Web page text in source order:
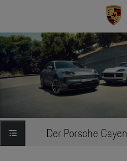
Fahrzeug konfigurieren
718
Taycan
Panamera
Zubehör
Driver's Selection Online-Shop